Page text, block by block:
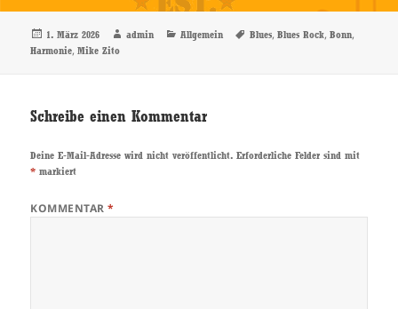
Veröffentlicht
am
1. März 2026 Autor
admin Kategorien
Allgemein Schlagwörter
Blues,Blues Rock,Bonn,
Harmonie,Mike Zito
Schreibe einen Kommentar
Deine E-Mail-Adresse wird nicht veröffentlicht. Erforderliche Felder sind mit
* markiert
KOMMENTAR*